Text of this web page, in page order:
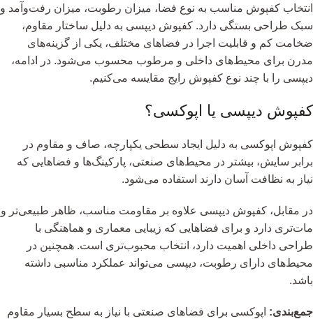
انتخاب کفپوش مناسب به نوع فضا، میزان رطوبت، میزان رفت‌وآمد و
سبک طراحی بستگی دارد. کفپوش دیپسی به دلیل ساختار مقاوم،
ضخامت کم و قابلیت اجرا در فضاهای مختلف، یکی از گزینه‌های
مدرن برای محیط‌های داخلی و مرطوب محسوب می‌شود. در ادامه،
دیپسی را با چند نوع کفپوش رایج مقایسه می‌کنیم.
کفپوش دیپسی یا اپوکسی؟
کفپوش اپوکسی به دلیل ایجاد سطحی یکپارچه، صاف و مقاوم در
برابر سایش، بیشتر در محیط‌های صنعتی، پارکینگ‌ها و فضاهایی که
نیاز به نظافت آسان دارند استفاده می‌شود.
در مقابل، کفپوش دیپسی علاوه بر مقاومت مناسب، ظاهر طبیعی‌تر و
مات‌تری دارد و برای فضاهایی که زیبایی معماری و هماهنگی با
طراحی داخلی اهمیت دارد، انتخاب محبوب‌تری است. همچنین در
محیط‌های دارای رطوبت، دیپسی می‌تواند عملکرد مناسبی داشته
باشد.
جمع‌بندی: اپوکسی برای فضاهای صنعتی با نیاز به سطح بسیار مقاوم